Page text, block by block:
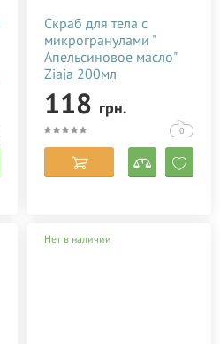
Скраб для тела с
микрогранулами "
Апельсиновое масло"
Ziaja 200мл
118 грн.
0
Нет в наличии